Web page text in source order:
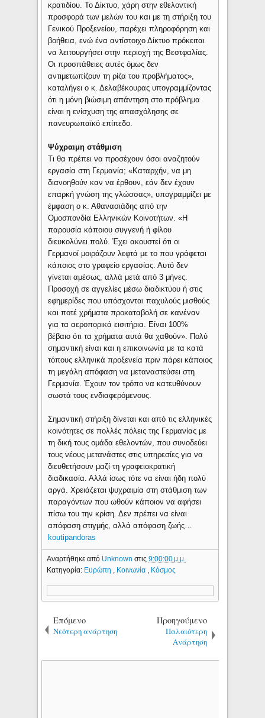
κρατιδίου. Το Δίκτυο, χάρη στην εθελοντική
προσφορά των μελών του και με τη στήριξη του
Γενικού Προξενείου, παρέχει πληροφόρηση και
βοήθεια, ενώ ένα αντίστοιχο Δίκτυο πρόκειται
να λειτουργήσει στην περιοχή της Βεστφαλίας.
Οι προσπάθειες αυτές όμως δεν
αντιμετωπίζουν τη ρίζα του προβλήματος»,
καταλήγει ο κ. Δελαβέκουρας υπογραμμίζοντας
ότι η μόνη βιώσιμη απάντηση στο πρόβλημα
είναι η ενίσχυση της απασχόλησης σε
πανευρωπαϊκό επίπεδο.
Ψύχραιμη στάθμιση
Τι θα πρέπει να προσέχουν όσοι αναζητούν
εργασία στη Γερμανία; «Καταρχήν, να μη
διανοηθούν καν να έρθουν, εάν δεν έχουν
επαρκή γνώση της γλώσσας», υπογραμμίζει με
έμφαση ο κ. Αθανασιάδης από την
Ομοσπονδία Ελληνικών Κοινοτήτων. «Η
παρουσία κάποιου συγγενή ή φίλου
διευκολύνει πολύ. Έχει ακουστεί ότι οι
Γερμανοί μοιράζουν λεφτά με το που γράφεται
κάποιος στο γραφείο εργασίας. Αυτό δεν
γίνεται αμέσως, αλλά μετά από 3 μήνες.
Προσοχή σε αγγελίες μέσω διαδικτύου ή στις
εφημερίδες που υπόσχονται παχυλούς μισθούς
και ποτέ χρήματα προκαταβολή σε κανέναν
για τα αεροπορικά εισιτήρια. Είναι 100%
βέβαιο ότι τα χρήματα αυτά θα χαθούν». Πολύ
σημαντική είναι και η επικοινωνία με τα κατά
τόπους ελληνικά προξενεία πριν πάρει κάποιος
τη μεγάλη απόφαση να μεταναστεύσει στη
Γερμανία. Έχουν τον τρόπο να κατευθύνουν
σωστά τους ενδιαφερόμενους.
Σημαντική στήριξη δίνεται και από τις ελληνικές
κοινότητες σε πολλές πόλεις της Γερμανίας με
τη δική τους ομάδα εθελοντών, που συνοδεύει
τους νέους μετανάστες στις υπηρεσίες για να
διευθετήσουν μαζί τη γραφειοκρατική
διαδικασία. Αλλά ίσως τότε να είναι ήδη πολύ
αργά. Χρειάζεται ψυχραιμία στη στάθμιση των
παραγόντων που ωθούν κάποιον να αφήσει
πίσω του την κρίση. Δεν πρέπει να είναι
απόφαση στιγμής, αλλά απόφαση ζωής…
koutipandoras
Αναρτήθηκε από Unknownστις9:00:00 μ.μ.
Κατηγορία: Ευρώπη Κοινωνία Κόσμος
Επόμενο
Νεότερη ανάρτηση
Προηγούμενο
Παλαιότερη
Ανάρτηση